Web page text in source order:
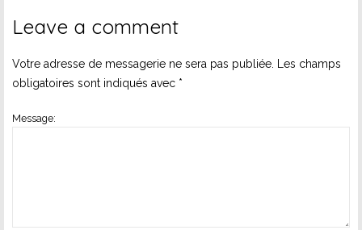
Leave a comment
Votre adresse de messagerie ne sera pas publiée.
Les champs
obligatoires sont indiqués avec *
Message: